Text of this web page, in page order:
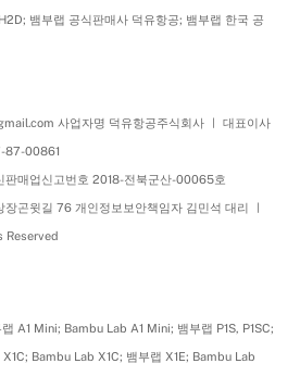
뱀부랩 공식판매사 덕유항공; 뱀부랩 한국 공
사업자명 덕유항공주식회사 ㅣ 대표이사
87-00861
판매업신고번호 2018-전북군산-00065호
곤윗길 76 개인정보보안책임자 김민석 대리 ㅣ
Reserved
A1 Mini; Bambu Lab A1 Mini; 뱀부랩 P1S, P1SC;
Bambu Lab X1C; 뱀부랩 X1E; Bambu Lab